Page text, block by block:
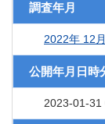
調査年月
2022年 12月
公開年月日時
2023-01-31